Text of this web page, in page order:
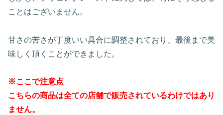
ことはございません。
甘さの苦さが丁度いい具合に調整されており、最後まで美
味しく頂くことができました。
※ここで注意点
こちらの商品は全ての店舗で販売されているわけではあり
ません。